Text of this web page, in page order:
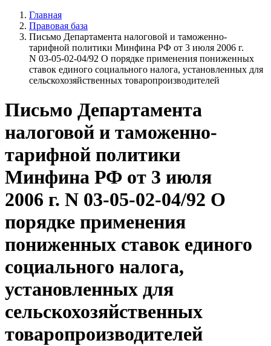
Главная
Правовая база
Письмо Департамента налоговой и таможенно-
тарифной политики Минфина РФ от 3 июля 2006 г.
N 03-05-02-04/92 О порядке применения пониженных
ставок единого социального налога, установленных для
сельскохозяйственных товаропроизводителей
Письмо Департамента
налоговой и таможенно-
тарифной политики
Минфина РФ от 3 июля
2006 г. N 03-05-02-04/92 О
порядке применения
пониженных ставок единого
социального налога,
установленных для
сельскохозяйственных
товаропроизводителей